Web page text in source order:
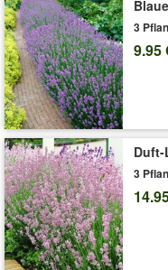
Wuchshöhe von 80 cm.
Freesie, Apfel und Birne.
Doppelter Nutzen:
Stark duftend
Sehr robust
Art.-Nr.:6851
Liefergrösse:
'Parfum-Rose 'Angie®''
3
9.95
Duft-
3